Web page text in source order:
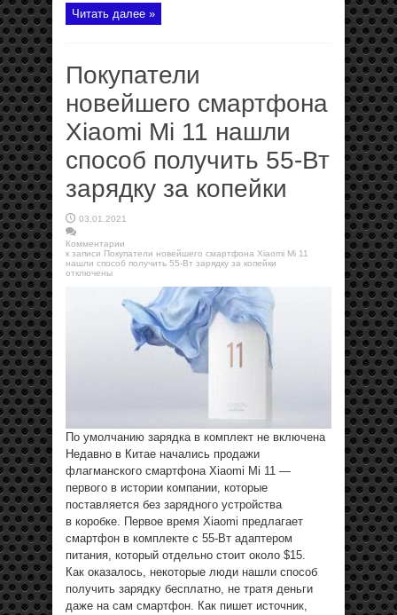
Читать далее »
Покупатели
новейшего смартфона
Xiaomi Mi 11 нашли
способ получить 55-Вт
зарядку за копейки
03.01.2021
Комментарии
к записи Покупатели новейшего смартфона Xiaomi Mi 11
нашли способ получить 55-Вт зарядку за копейки
отключены
По умолчанию зарядка в комплект не включена
Недавно в Китае начались продажи
флагманского смартфона Xiaomi Mi 11 —
первого в истории компании, которые
поставляется без зарядного устройства
в коробке. Первое время Xiaomi предлагает
смартфон в комплекте с 55-Вт адаптером
питания, который отдельно стоит около $15.
Как оказалось, некоторые люди нашли способ
получить зарядку бесплатно, не тратя деньги
даже на сам смартфон. Как пишет источник,